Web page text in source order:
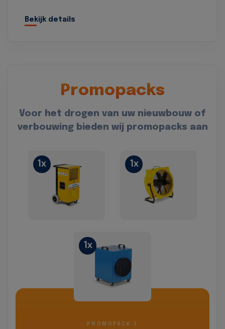
Bekijk details
Promopacks
Voor het drogen van uw nieuwbouw of
verbouwing bieden wij promopacks aan
1x 1x
1x
PROMOPACK 1